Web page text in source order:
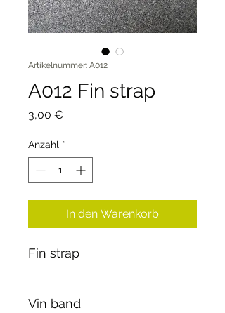
Artikelnummer: A012
A012 Fin strap
3,00 €
Anzahl *
In den Warenkorb
Fin strap
Vin band